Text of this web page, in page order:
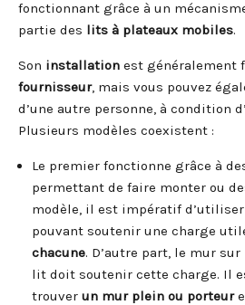
fonctionnant grâce à un
partie des lits à plateaux mobiles.
Son installation est généralement
fournisseur, mais vous pouvez
d’une autre personne, à condition
Plusieurs modèles coexistent :
Le premier fonctionne grâce à
permettant de faire monter ou
modèle, il est impératif
pouvant soutenir une charge
chacune. D’autre part, le mur
lit doit soutenir cette charge. Il
trouver un mur plein ou porteur